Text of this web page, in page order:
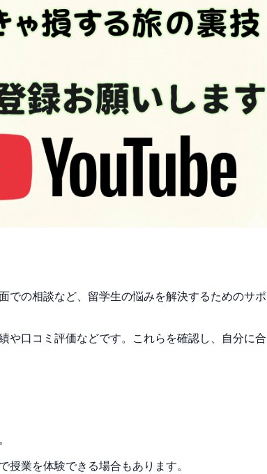
での相談など、留学生の悩みを解決するためのサ
や口コミ評価などです。これらを確認し、自分に
業を体験できる場合もあります。